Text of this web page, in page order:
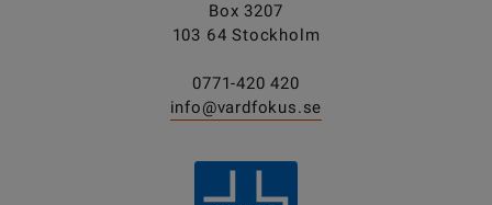
Box 3207
103 64 Stockholm
0771-420 420
info@vardfokus.se